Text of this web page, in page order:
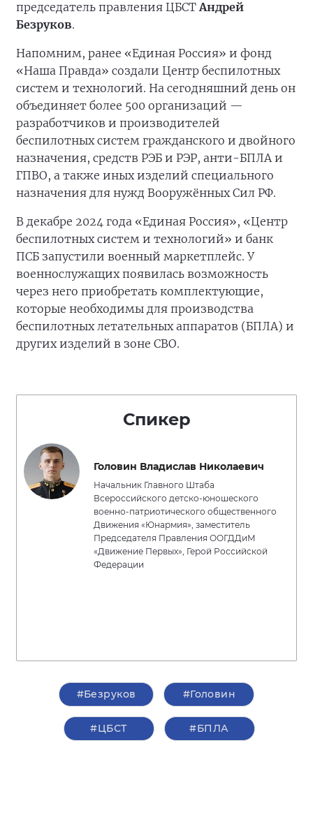
председатель правления ЦБСТАндрей
Безруков.
Напомним, ранее «Единая Россия» и фонд
«Наша Правда» создали Центр беспилотных
систем и технологий. На сегодняшний день он
объединяет более 500 организаций —
разработчиков и производителей
беспилотных систем гражданского и двойного
назначения, средств РЭБ и РЭР, анти-БПЛА и
ГПВО, а также иных изделий специального
назначения для нужд Вооружённых Сил РФ.
В декабре 2024 года «Единая Россия», «Центр
беспилотных систем и технологий» и банк
ПСБ запустили военный маркетплейс. У
военнослужащих появилась возможность
через него приобретать комплектующие,
которые необходимы для производства
беспилотных летательных аппаратов (БПЛА) и
других изделий в зоне СВО.
Спикер
Головин Владислав Николаевич
Начальник Главного Штаба
Всероссийского детско-юношеского
военно-патриотического общественного
Движения «Юнармия», заместитель
Председателя Правления ООГДДиМ
«Движение Первых», Герой Российской
Федерации
#Безруков #Головин
#ЦБСТ #БПЛА